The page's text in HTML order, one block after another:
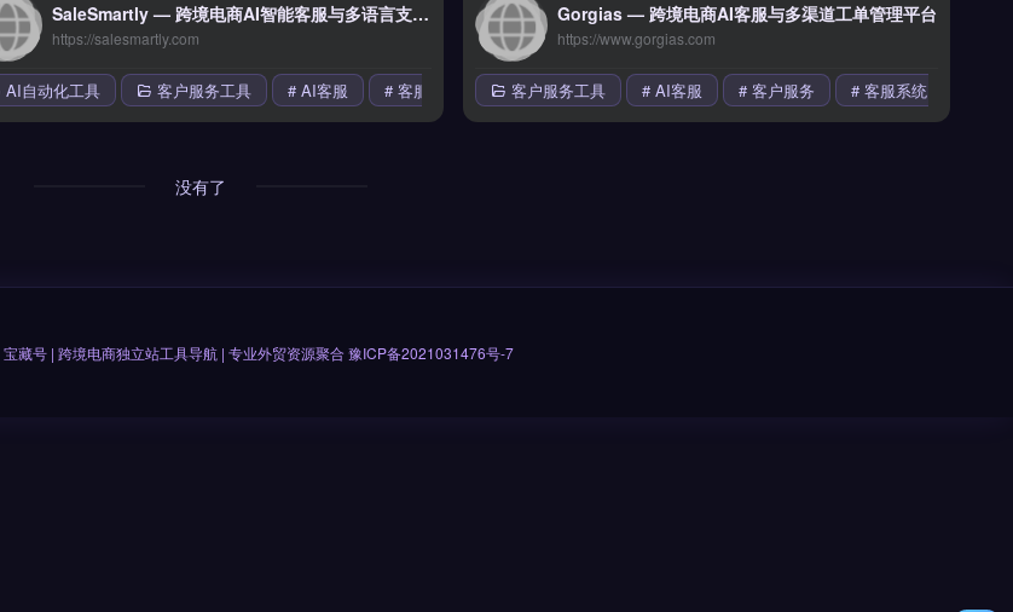
SaleSmartly — 跨境电商AI智能客服与多语言支持平台
https://salesmartly.com
AI自动化工具 客户服务工具 # AI客服 # 客服AI # 客服系统
Gorgias — 跨境电商AI客服与多渠道工单管理平台
https://www.gorgias.com
客户服务工具 # AI客服 # 客户服务 # 客服系统
没有了
宝藏号 | 跨境电商独立站工具导航 | 专业外贸资源聚合豫ICP备2021031476号-7